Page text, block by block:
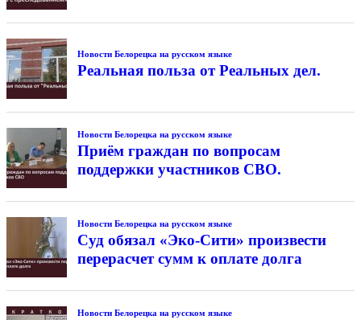
Новости Белорецка на русском языке
Реальная польза от Реальных дел.
Новости Белорецка на русском языке
Приём граждан по вопросам
поддержки участников СВО.
Новости Белорецка на русском языке
Суд обязал «Эко-Сити» произвести
перерасчет сумм к оплате долга
Новости Белорецка на русском языке